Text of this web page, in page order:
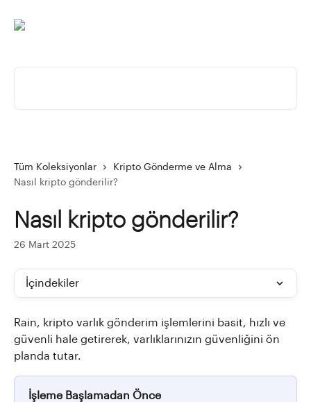
Tüm Koleksiyonlar
Kripto Gönderme ve Alma
Nasıl kripto gönderilir?
Nasıl kripto gönderilir?
26 Mart 2025
İçindekiler
Rain, kripto varlık gönderim işlemlerini basit, hızlı ve
güvenli hale getirerek, varlıklarınızın güvenliğini ön
planda tutar.
İşleme Başlamadan Önce